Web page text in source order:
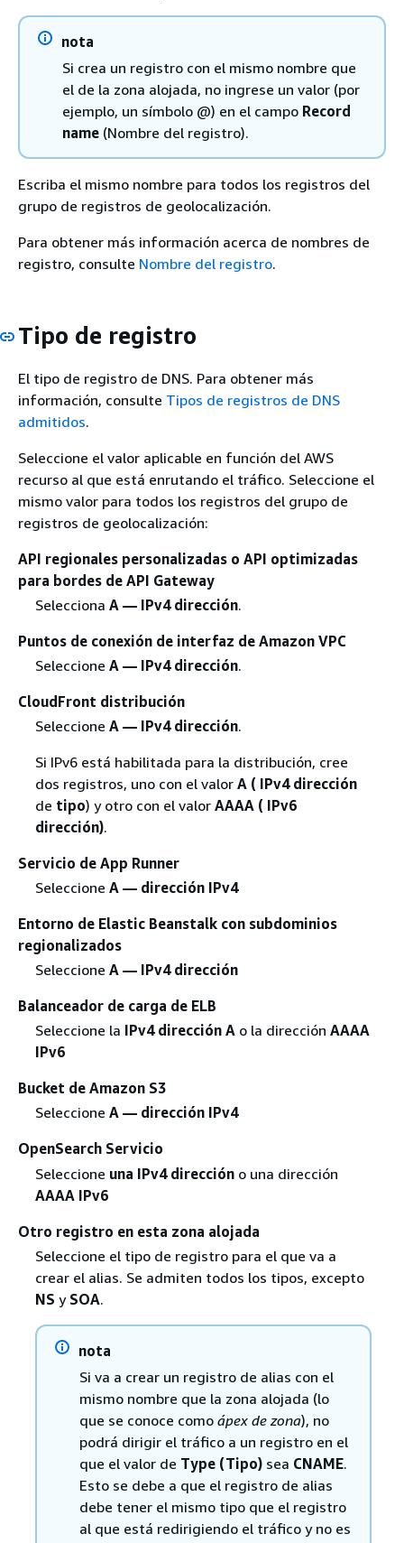
nota
Si crea un registro con el mismo nombre que
el de la zona alojada, no ingrese un valor (por
ejemplo, un símbolo @) en el campo Record
name (Nombre del registro).
Escriba el mismo nombre para todos los registros del
grupo de registros de geolocalización.
Para obtener más información acerca de nombres de
registro, consulte Nombre del registro.
Tipo de registro
El tipo de registro de DNS. Para obtener más
información, consulte Tipos de registros de DNS
admitidos.
Seleccione el valor aplicable en función del AWS
recurso al que está enrutando el tráfico. Seleccione el
mismo valor para todos los registros del grupo de
registros de geolocalización:
API regionales personalizadas o API optimizadas
para bordes de API Gateway
Selecciona A — IPv4 dirección.
Puntos de conexión de interfaz de Amazon VPC
Seleccione A — IPv4 dirección.
CloudFront distribución
Seleccione A — IPv4 dirección.
Si IPv6 está habilitada para la distribución, cree
dos registros, uno con el valor A ( IPv4 dirección
de tipo) y otro con el valor AAAA ( IPv6
dirección).
Servicio de App Runner
Seleccione A — dirección IPv4
Entorno de Elastic Beanstalk con subdominios
regionalizados
Seleccione A — IPv4 dirección
Balanceador de carga de ELB
Seleccione la IPv4 dirección Ao la dirección AAAA
IPv6
Bucket de Amazon S3
Seleccione A — dirección IPv4
OpenSearch Servicio
Seleccione una IPv4 direccióno una dirección
AAAA IPv6
Otro registro en esta zona alojada
Seleccione el tipo de registro para el que va a
crear el alias. Se admiten todos los tipos, excepto
NS y SOA.
nota
Si va a crear un registro de alias con el
mismo nombre que la zona alojada (lo
que se conoce como ápex de zona), no
podrá dirigir el tráfico a un registro en el
que el valor de Type (Tipo)sea CNAME.
Esto se debe a que el registro de alias
debe tener el mismo tipo que el registro
al que está redirigiendo el tráfico y no es